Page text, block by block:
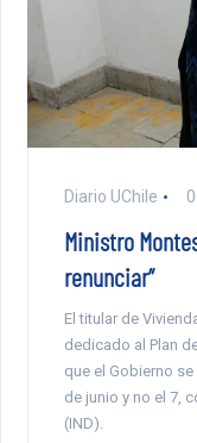
Diario UChile
Ministro
renunciar”
El titular de
dedicado al Plan
que el Gobierno
de junio y no el 7,
(IND).